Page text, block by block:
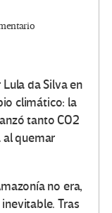
da Silva en
climático: la
tanto CO2
quemar
no era,
Tras